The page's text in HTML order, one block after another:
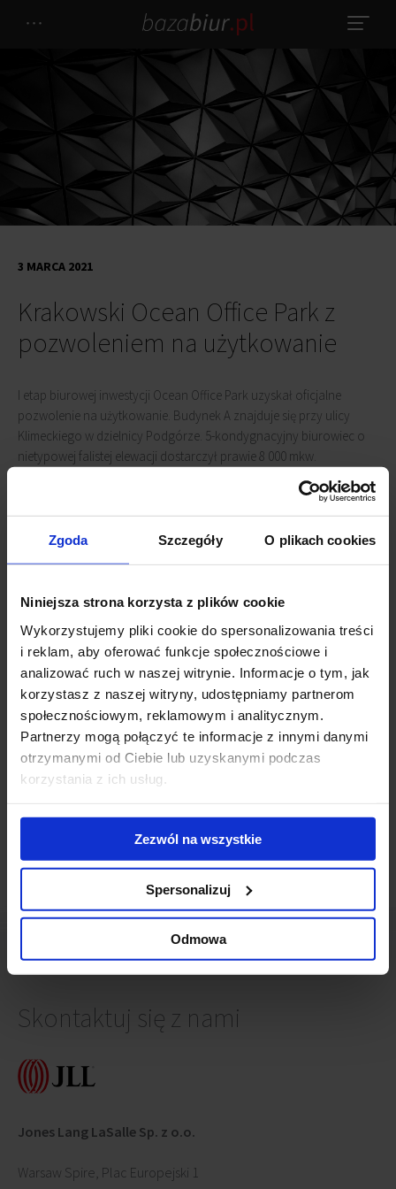
Zgoda Szczegóły O plikach cookies
Niniejsza strona korzysta z plików cookie
Wykorzystujemy pliki cookie do spersonalizowania treści
i reklam, aby oferować funkcje społecznościowe i
analizować ruch w naszej witrynie. Informacje o tym, jak
korzystasz z naszej witryny, udostępniamy partnerom
społecznościowym, reklamowym i analitycznym.
Partnerzy mogą połączyć te informacje z innymi danymi
otrzymanymi od Ciebie lub uzyskanymi podczas
korzystania z ich usług.
Zezwól na wszystkie
Spersonalizuj
Odmowa
Krakowski Ocean Office Park z
pozwoleniem na użytkowanie
3 MARCA 2021
I etap biurowej inwestycji Ocean Office Park uzyskał oficjalne
pozwolenie na użytkowanie. Budynek A znajduje się przy ulicy
Klimeckiego w dzielnicy Podgórze. 5-kondygnacyjny biurowiec o
nietypowej falistej elewacji dostarczył prawie 8 000 mkw.
której zakończenie szacowane jest na kolejny kwartał tego roku.
Excellent.
Kompleks biurowy Ocean Office Park docelowo dostarczy ponad
50 000 mkw. w 4 etapach.
Powiązane newsy
Ocean Office Park rozbudowuje się (23 stycznia 2023)
Ocean Office Park A zmieniło właściciela
Skontaktuj się z nami
Jones Lang LaSalle Sp. z o.o.
Warsaw Spire, Plac Europejski 1